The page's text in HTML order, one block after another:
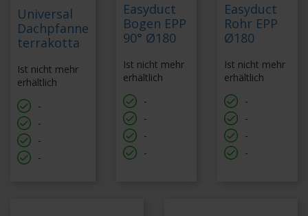
Universal
Dachpfanne
terrakotta
Ist nicht mehr
erhältlich
-
-
-
-
Easyduct
Bogen EPP
90° Ø180
Ist nicht mehr
erhältlich
-
-
-
-
Easyduct
Rohr EPP
Ø180
Ist nicht mehr
erhältlich
-
-
-
-